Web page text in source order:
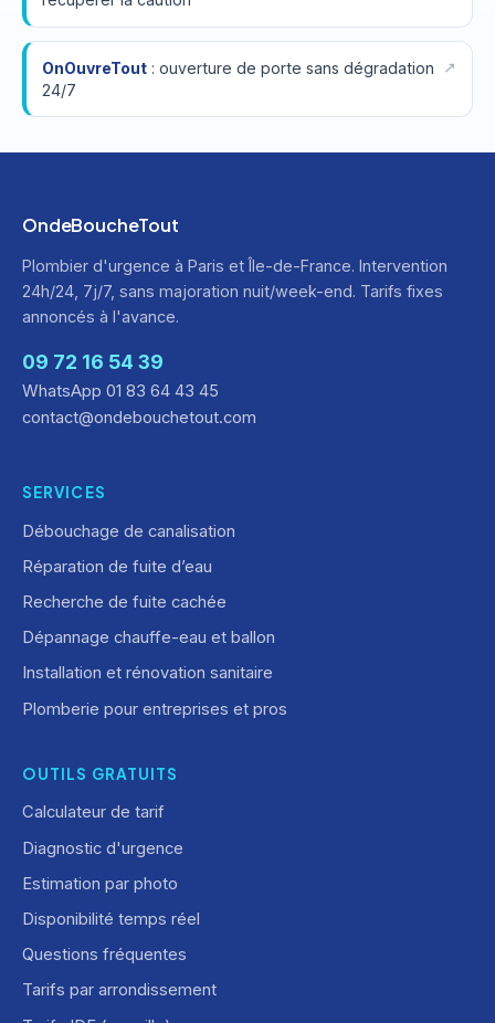
OnOuvreTout: ouverture de porte sans dégradation
24/7
OndeBoucheTout
Plombier d'urgence à Paris et Île-de-France. Intervention
24h/24, 7j/7, sans majoration nuit/week-end. Tarifs fixes
annoncés à l'avance.
09 72 16 54 39
WhatsApp 01 83 64 43 45
contact@ondebouchetout.com
SERVICES
Débouchage de canalisation
Réparation de fuite d’eau
Recherche de fuite cachée
Dépannage chauffe-eau et ballon
Installation et rénovation sanitaire
Plomberie pour entreprises et pros
OUTILS GRATUITS
Calculateur de tarif
Diagnostic d'urgence
Estimation par photo
Disponibilité temps réel
Questions fréquentes
Tarifs par arrondissement